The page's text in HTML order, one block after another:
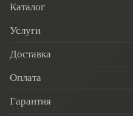
Каталог
Услуги
Доставка
Оплата
Гарантия